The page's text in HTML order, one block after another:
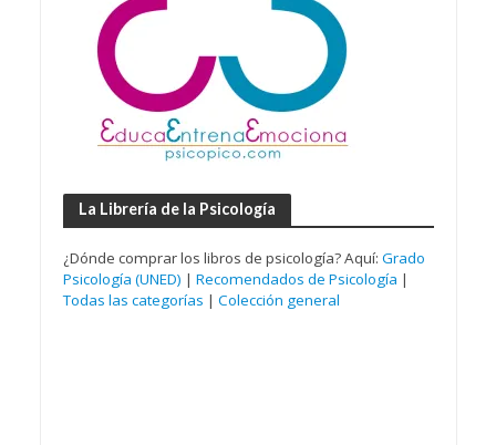
La Librería de la Psicología
¿Dónde comprar los libros de psicología? Aquí: Grado
Psicología (UNED) | Recomendados de Psicología |
Todas las categorías | Colección general